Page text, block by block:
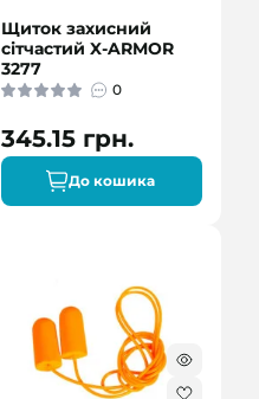
Щиток захисний
сітчастий X-ARMOR
3277
0
345.15 грн.
До кошика